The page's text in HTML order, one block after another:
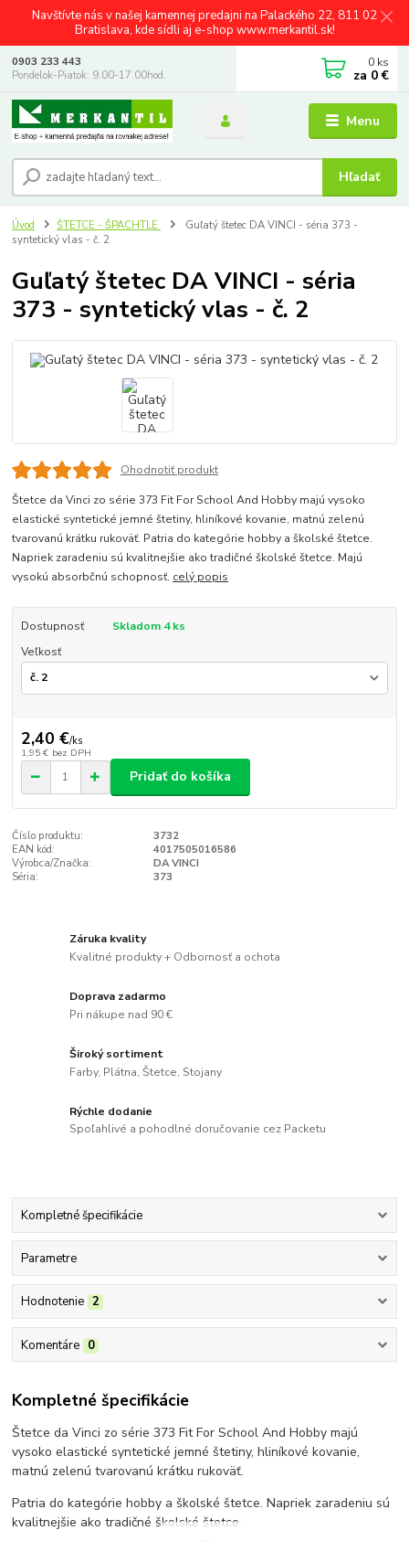
Navštívte nás v našej kamennej predajni na Palackého 22, 811 02
Bratislava, kde sídli aj e-shop www.merkantil.sk!
Menu
Hľadať
0903 233 443
Pondelok-Piatok: 9.00-17.00hod.
0 ks
za 0 €
Úvod ŠTETCE - ŠPACHTLE
Guľatý štetec DA VINCI - séria 373 -
syntetický vlas - č. 2
Guľatý štetec DA VINCI - séria
373 - syntetický vlas - č. 2
Ohodnotiť produkt
Štetce da Vinci zo série 373 Fit For School And Hobby majú vysoko
elastické syntetické jemné štetiny, hliníkové kovanie, matnú zelenú
tvarovanú krátku rukoväť. Patria do kategórie hobby a školské štetce.
Napriek zaradeniu sú kvalitnejšie ako tradičné školské štetce. Majú
vysokú absorbčnú schopnosť. celý popis
Dostupnosť
Skladom 4 ks
Veľkosť
2,40 €/ks
1,95 € bez DPH
Pridať do košíka
Číslo produktu:
3732
EAN kód:
4017505016586
Výrobca/Značka:
DA VINCI
Séria:
373
Záruka kvality
Kvalitné produkty + Odbornosť a ochota
Doprava zadarmo
Pri nákupe nad 90 €
Široký sortiment
Farby, Plátna, Štetce, Stojany
Rýchle dodanie
Spoľahlivé a pohodlné doručovanie cez Packetu
Kompletné špecifikácie
Parametre
Hodnotenie 2
Komentáre 0
Kompletné špecifikácie
Štetce da Vinci zo série 373 Fit For School And Hobby majú
vysoko elastické syntetické jemné štetiny, hliníkové kovanie,
matnú zelenú tvarovanú krátku rukoväť.
Patria do kategórie hobby a školské štetce. Napriek zaradeniu sú
kvalitnejšie ako tradičné školské štetce.